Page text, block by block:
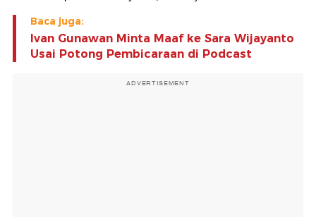
Baca juga:
Ivan Gunawan Minta Maaf ke Sara Wijayanto
Usai Potong Pembicaraan di Podcast
ADVERTISEMENT